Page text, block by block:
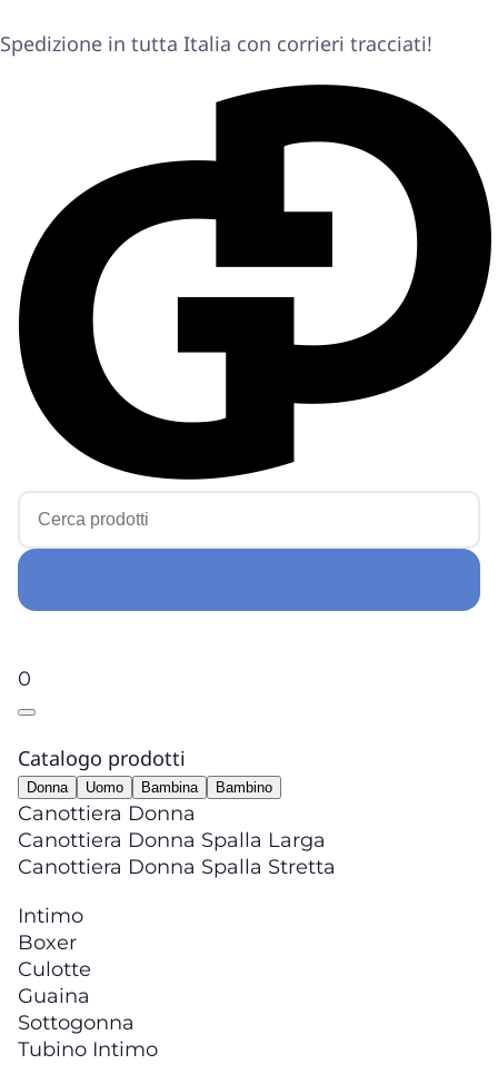
Spedizione in tutta Italia con corrieri tracciati!
0
Catalogo prodotti
Donna Uomo Bambina Bambino
Canottiera Donna
Canottiera Donna Spalla Larga
Canottiera Donna Spalla Stretta
Intimo
Boxer
Culotte
Guaina
Sottogonna
Tubino Intimo